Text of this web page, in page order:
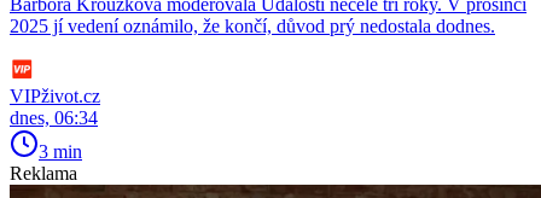
Barbora Kroužková moderovala Události necelé tři roky. V prosinci
2025 jí vedení oznámilo, že končí, důvod prý nedostala dodnes.
VIPživot.cz
dnes, 06:34
3 min
Reklama